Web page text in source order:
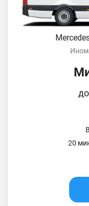
20